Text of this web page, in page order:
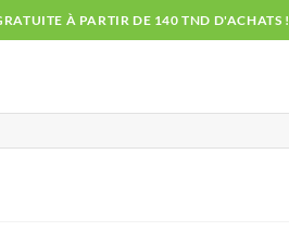
À PARTIR DE 140 TND D'ACHATS !